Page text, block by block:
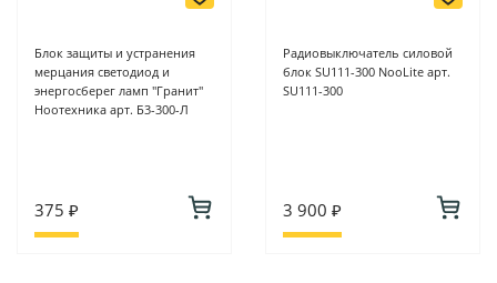
Блок защиты и устранения
мерцания светодиод и
энергосберег ламп "Гранит"
Ноотехника арт. Б3-300-Л
375 ₽
Радиовыключатель силовой
блок SU111-300 NooLite арт.
SU111-300
3 900 ₽